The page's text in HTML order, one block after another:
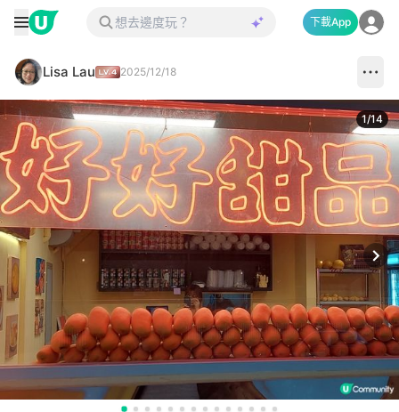
下載App
Lisa Lau 2025/12/18
1/14